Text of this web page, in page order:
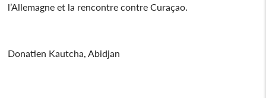
l’Allemagne et la rencontre contre Curaçao.
Donatien Kautcha, Abidjan